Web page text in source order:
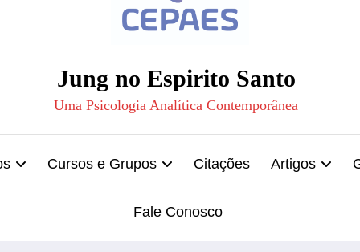
Jung no Espirito Santo
Uma Psicologia Analítica Contemporânea
Cursos e Grupos Citações Artigos
Fale Conosco